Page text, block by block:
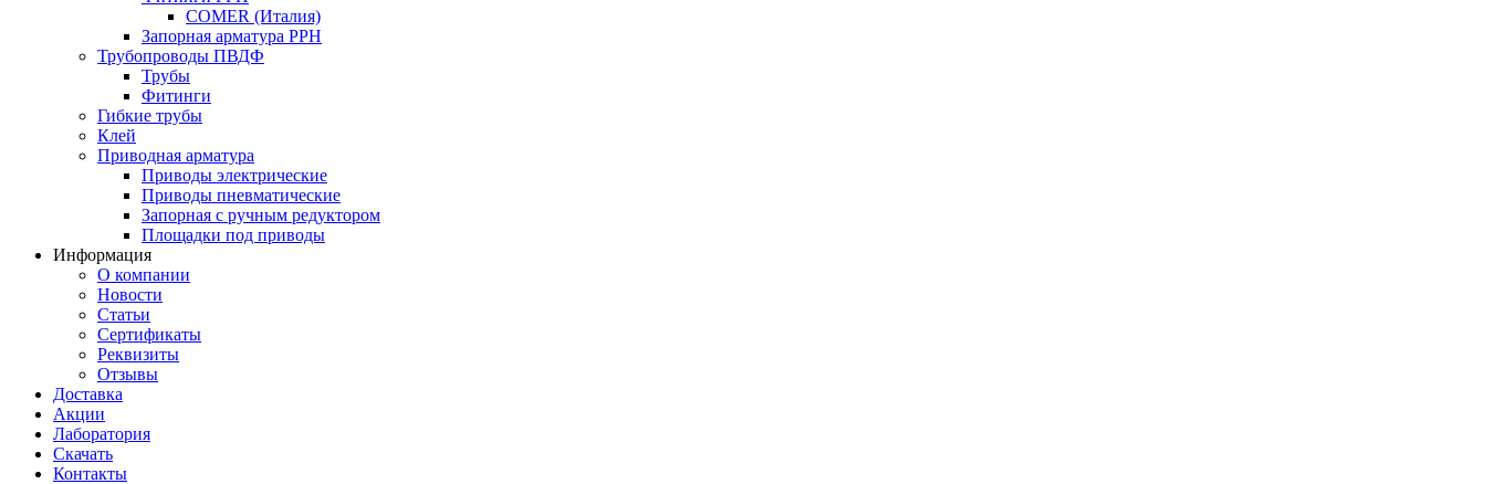
COMER (Италия)
Запорная арматура PPH
Трубопроводы ПВДФ
Трубы
Фитинги
Гибкие трубы
Клей
Приводная арматура
Приводы электрические
Приводы пневматические
Запорная с ручным редуктором
Площадки под приводы
Информация
О компании
Новости
Статьи
Сертификаты
Реквизиты
Отзывы
Доставка
Акции
Лаборатория
Скачать
Контакты